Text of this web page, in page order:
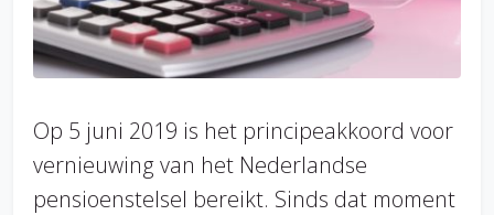
Op 5 juni 2019 is het principeakkoord voor
vernieuwing van het Nederlandse
pensioenstelsel bereikt. Sinds dat moment